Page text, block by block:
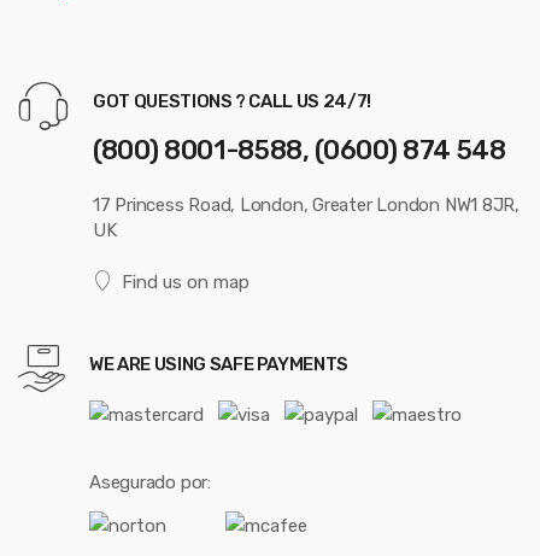
GOT QUESTIONS ? CALL US 24/7!
(800) 8001-8588, (0600) 874 548
17 Princess Road, London, Greater London NW1 8JR,
UK
Find us on map
WE ARE USING SAFE PAYMENTS
Asegurado por: